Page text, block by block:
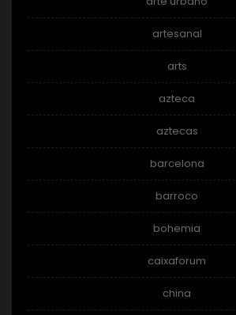
artesanal
arts
azteca
aztecas
barcelona
barroco
bohemia
caixaforum
china